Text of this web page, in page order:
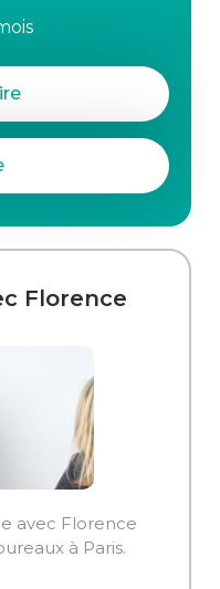
Florence
avec Florence
à Paris.